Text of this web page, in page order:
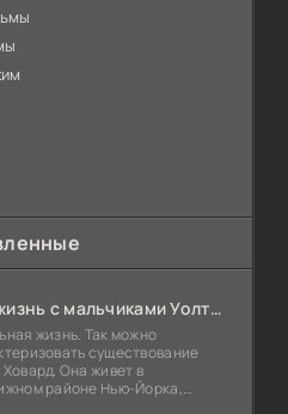
Моя жизнь с мальчиками Уолтер (2026)
жизнь. Так можно
существование
Она живет в
районе Нью-Йорка,